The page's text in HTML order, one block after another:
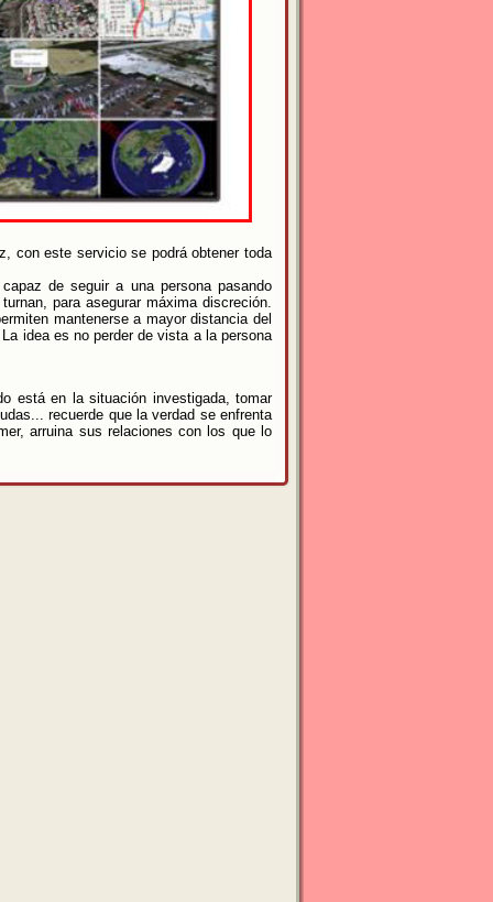
con este servicio se podrá obtener toda
de seguir a una persona pasando
para asegurar máxima discreción.
mantenerse a mayor distancia del
idea es no perder de vista a la persona
está en la situación investigada, tomar
recuerde que la verdad se enfrenta
arruina sus relaciones con los que lo